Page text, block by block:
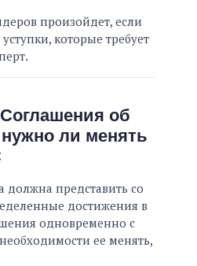
произойдет, если
которые требует
об
ли менять
должна представить со
достижения в
одновременно с
ее менять,